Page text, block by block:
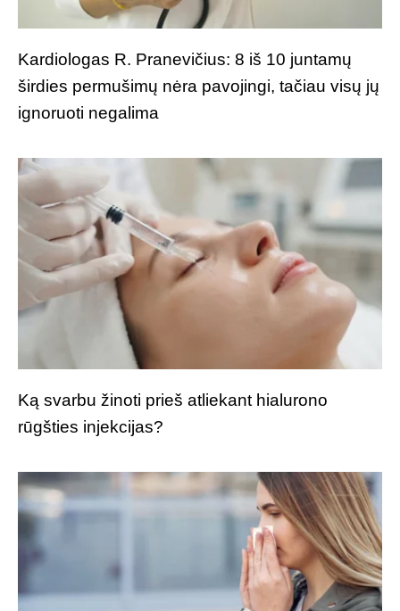
Kardiologas R. Pranevičius: 8 iš 10 juntamų
širdies permušimų nėra pavojingi, tačiau visų jų
ignoruoti negalima
Ką svarbu žinoti prieš atliekant hialurono
rūgšties injekcijas?